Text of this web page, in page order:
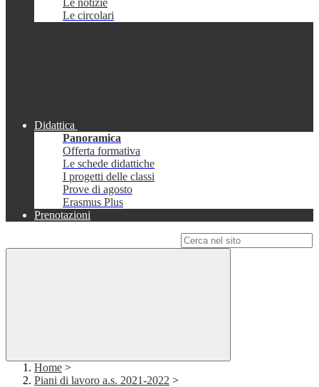
Le notizie
Le circolari
Didattica
Panoramica
Offerta formativa
Le schede didattiche
I progetti delle classi
Prove di agosto
Erasmus Plus
Prenotazioni
Home >
Piani di lavoro a.s. 2021-2022 >